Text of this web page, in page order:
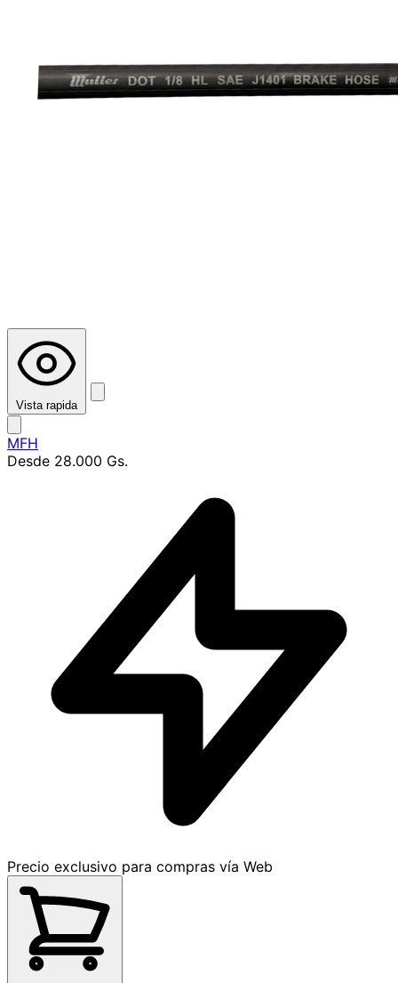
Vista rapida
MFH
Desde 28.000 Gs.
Precio exclusivo para compras vía Web